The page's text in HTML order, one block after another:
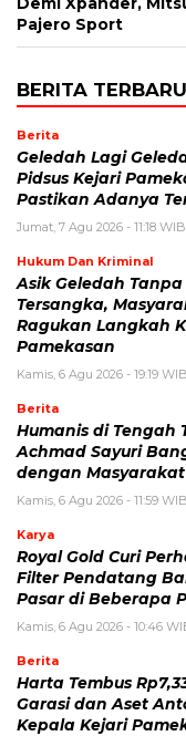
Demi Xpander,
Pajero Sport
BERITA TERBARU
Berita
Geledah Lagi
Pidsus Kejari
Pastikan Adanya
Jumat, 7 Agu 2026 - 11:18 WIB
Hukum Dan Kriminal
Asik Geledah
Tersangka,
Ragukan Langkah
Pamekasan
Kamis, 6 Agu 2026 - 19:19 WIB
Berita
Humanis di Tengah
Achmad Sayuri
dengan Masyarakat
Kamis, 6 Agu 2026 - 11:59 WIB
Karya
Royal Gold Curi
Filter Pendatang
Pasar di Beberapa
Kamis, 6 Agu 2026 - 10:46
Berita
Harta Tembus
Garasi dan Aset
Kepala Kejari